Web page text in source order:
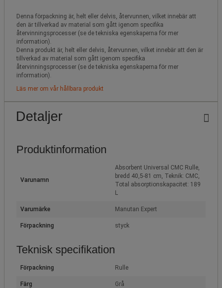
Denna förpackning är, helt eller delvis, återvunnen, vilket innebär att
den är tillverkad av material som gått igenom specifika
återvinningsprocesser (se de tekniska egenskaperna för mer
information).
Denna produkt är, helt eller delvis, återvunnen, vilket innebär att den är
tillverkad av material som gått igenom specifika
återvinningsprocesser (se de tekniska egenskaperna för mer
information).
Läs mer om vår hållbara produkt
Detaljer
Produktinformation
Varunamn
Absorbent Universal CMC Rulle,
bredd 40,5-81 cm, Teknik: CMC,
Total absorptionskapacitet: 189
L
Varumärke Manutan Expert
Förpackning styck
Teknisk specifikation
Förpackning Rulle
Färg Grå